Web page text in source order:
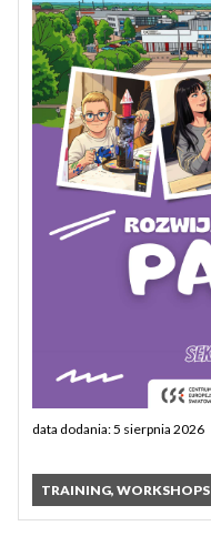
data dodania: 5 sierpnia 2026
TRAINING, WORKSHOPS